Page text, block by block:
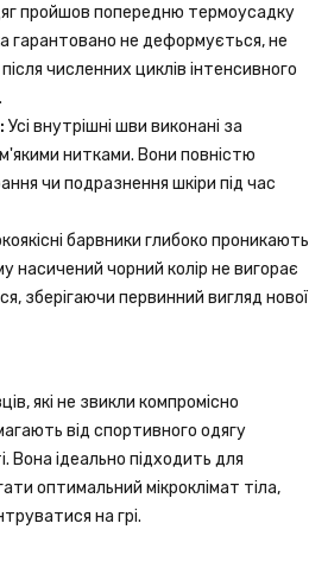
пройшов попередню термоусадку
гарантовано не деформується, не
численних циклів інтенсивного
Усі внутрішні шви виконані за
нитками. Вони повністю
чи подразнення шкіри під час
барвники глибоко проникають
насичений чорний колір не вигорає
зберігаючи первинний вигляд нової
які не звикли компромісно
від спортивного одягу
Вона ідеально підходить для
оптимальний мікроклімат тіла,
на грі.